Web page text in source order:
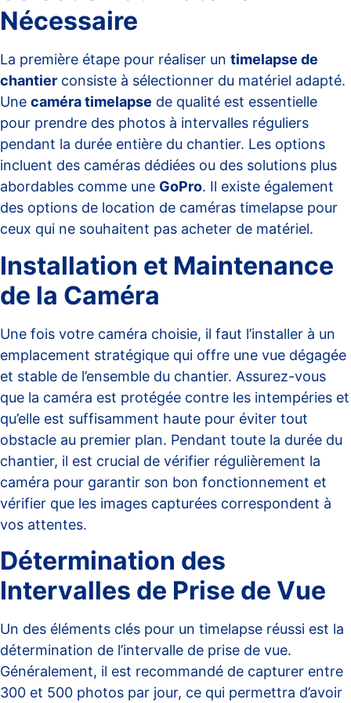
Nécessaire
La première étape pour réaliser un timelapse de
chantier consiste à sélectionner du matériel adapté.
Une caméra timelapse de qualité est essentielle
pour prendre des photos à intervalles réguliers
pendant la durée entière du chantier. Les options
incluent des caméras dédiées ou des solutions plus
abordables comme une GoPro. Il existe également
des options de location de caméras timelapse pour
ceux qui ne souhaitent pas acheter de matériel.
Installation et Maintenance
de la Caméra
Une fois votre caméra choisie, il faut l’installer à un
emplacement stratégique qui offre une vue dégagée
et stable de l’ensemble du chantier. Assurez-vous
que la caméra est protégée contre les intempéries et
qu’elle est suffisamment haute pour éviter tout
obstacle au premier plan. Pendant toute la durée du
chantier, il est crucial de vérifier régulièrement la
caméra pour garantir son bon fonctionnement et
vérifier que les images capturées correspondent à
vos attentes.
Détermination des
Intervalles de Prise de Vue
Un des éléments clés pour un timelapse réussi est la
détermination de l’intervalle de prise de vue.
Généralement, il est recommandé de capturer entre
300 et 500 photos par jour, ce qui permettra d’avoir